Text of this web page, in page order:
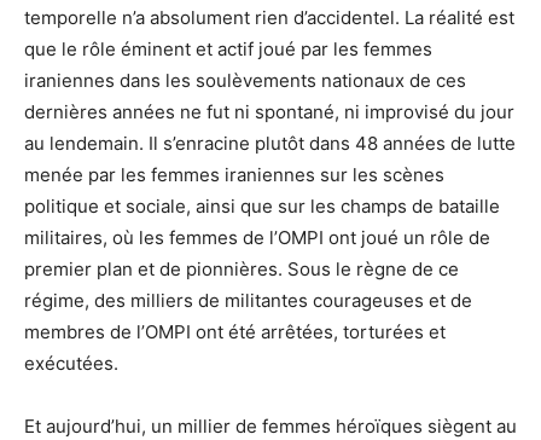
temporelle n’a absolument rien d’accidentel. La réalité est
que le rôle éminent et actif joué par les femmes
iraniennes dans les soulèvements nationaux de ces
dernières années ne fut ni spontané, ni improvisé du jour
au lendemain. Il s’enracine plutôt dans 48 années de lutte
menée par les femmes iraniennes sur les scènes
politique et sociale, ainsi que sur les champs de bataille
militaires, où les femmes de l’OMPI ont joué un rôle de
premier plan et de pionnières. Sous le règne de ce
régime, des milliers de militantes courageuses et de
membres de l’OMPI ont été arrêtées, torturées et
exécutées.
Et aujourd’hui, un millier de femmes héroïques siègent au